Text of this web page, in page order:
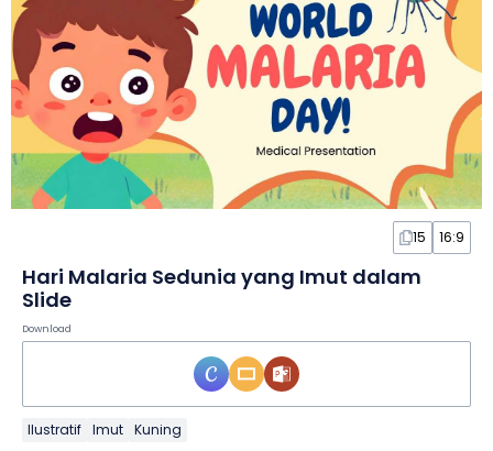
15 16:9
Hari Malaria Sedunia yang Imut dalam
Slide
Download
Ilustratif Imut Kuning